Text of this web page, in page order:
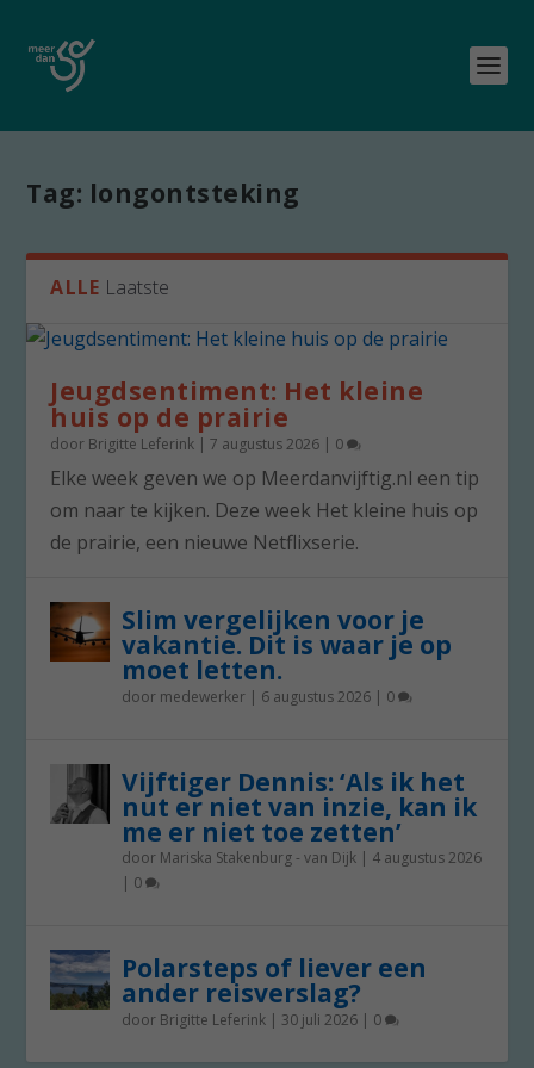
Tag: longontsteking
ALLE Laatste
Jeugdsentiment: Het kleine
huis op de prairie
door Brigitte Leferink |7 augustus 2026 | 0
Elke week geven we op Meerdanvijftig.nl een tip
om naar te kijken. Deze week Het kleine huis op
de prairie, een nieuwe Netflixserie.
Slim vergelijken voor je
vakantie. Dit is waar je op
moet letten.
door medewerker | 6 augustus 2026 | 0
Vijftiger Dennis: ‘Als ik het
nut er niet van inzie, kan ik
me er niet toe zetten’
door Mariska Stakenburg - van Dijk | 4 augustus 2026
| 0
Polarsteps of liever een
ander reisverslag?
door Brigitte Leferink | 30 juli 2026 | 0